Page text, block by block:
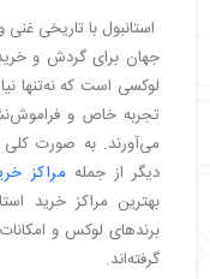
استانبول با تاریخی
جهان برای گردش و
لوکسی است که نه‌تنها
تجربه خاص و
می‌آورند. به صورت کلی
دیگر از جمله مراکز
بهترین مراکز خرید
برندهای لوکس و
گرفته‌اند.